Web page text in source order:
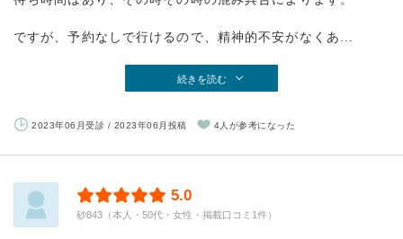
ですが、予約なしで行けるので、精神的不安がなくあ...
続きを読む
2023年06月受診 / 2023年06月投稿 4人が参考になった
5.0
砂843（本人・50代・女性・掲載口コミ1件）